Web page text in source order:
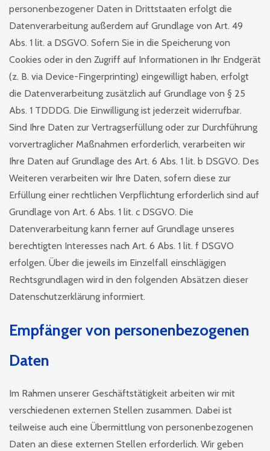
personenbezogener Daten in Drittstaaten erfolgt die
Datenverarbeitung außerdem auf Grundlage von Art. 49
Abs. 1 lit. a DSGVO. Sofern Sie in die Speicherung von
Cookies oder in den Zugriff auf Informationen in Ihr Endgerät
(z. B. via Device-Fingerprinting) eingewilligt haben, erfolgt
die Datenverarbeitung zusätzlich auf Grundlage von § 25
Abs. 1 TDDDG. Die Einwilligung ist jederzeit widerrufbar.
Sind Ihre Daten zur Vertragserfüllung oder zur Durchführung
vorvertraglicher Maßnahmen erforderlich, verarbeiten wir
Ihre Daten auf Grundlage des Art. 6 Abs. 1 lit. b DSGVO. Des
Weiteren verarbeiten wir Ihre Daten, sofern diese zur
Erfüllung einer rechtlichen Verpflichtung erforderlich sind auf
Grundlage von Art. 6 Abs. 1 lit. c DSGVO. Die
Datenverarbeitung kann ferner auf Grundlage unseres
berechtigten Interesses nach Art. 6 Abs. 1 lit. f DSGVO
erfolgen. Über die jeweils im Einzelfall einschlägigen
Rechtsgrundlagen wird in den folgenden Absätzen dieser
Datenschutzerklärung informiert.
Empfänger von personenbezogenen
Daten
Im Rahmen unserer Geschäftstätigkeit arbeiten wir mit
verschiedenen externen Stellen zusammen. Dabei ist
teilweise auch eine Übermittlung von personenbezogenen
Daten an diese externen Stellen erforderlich. Wir geben